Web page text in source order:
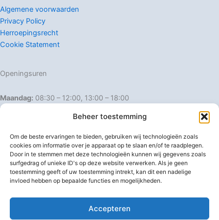
Beheer toestemming
Om de beste ervaringen te bieden, gebruiken wij technologieën zoals
cookies om informatie over je apparaat op te slaan en/of te raadplegen.
Door in te stemmen met deze technologieën kunnen wij gegevens zoals
surfgedrag of unieke ID's op deze website verwerken. Als je geen
toestemming geeft of uw toestemming intrekt, kan dit een nadelige
invloed hebben op bepaalde functies en mogelijkheden.
Accepteren
Algemene voorwaarden
Privacy Policy
Herroepingsrecht
Cookie Statement
Openingsuren
Maandag: 08:30 – 12:00, 13:00 – 18:00
Dinsdag:
08:30 – 12:00, 13:00 – 18:00
Donderdag: 08:30 – 12:00, 13:00 – 18:00
Vrijdag: 08:30 – 12:00, 13:00 – 18:00
Zaterdag: 08:30 – 16:00
Zondag: Gesloten